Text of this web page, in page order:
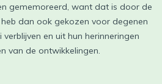
gememoreerd, want dat is door de
dan ook gekozen voor degenen
en uit hun herinneringen
van de ontwikkelingen.